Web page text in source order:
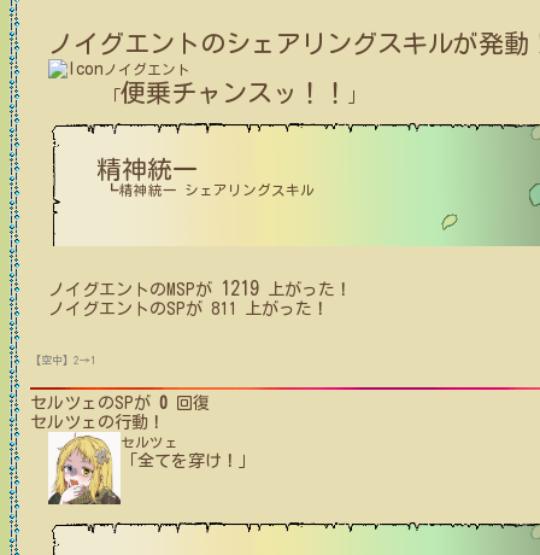
ノイグエント のシェアリングスキルが発動
ノイグエント
便乗チャンスッ！！
精神統一
┗精神統一 シェアリングスキル
ノイグエント の MSPが 1219 上がった！
ノイグエント のSPが 811 上がった！
【空中】2→1
セルツェ のSPが 0 回復
セルツェ の行動！
セルツェ
「全てを穿け！」